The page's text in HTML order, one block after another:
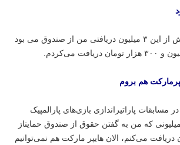
او همین طور گفت: پیش از این ۳ میلیون دریافتی من از صندوق می بود
می‌کردم.
هم بروم
مسابقات پاراتیراندازی بازی‌های پارالمپیک
اصرار کرد: واقعاً با ۵ میلیونی که من به گفتن حقوق از صندوق حمایتاز
دریافت می‌کنم، الان هایپر مارکت هم نمی‌توانیم